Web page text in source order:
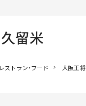
レストラン・フード 大阪王将